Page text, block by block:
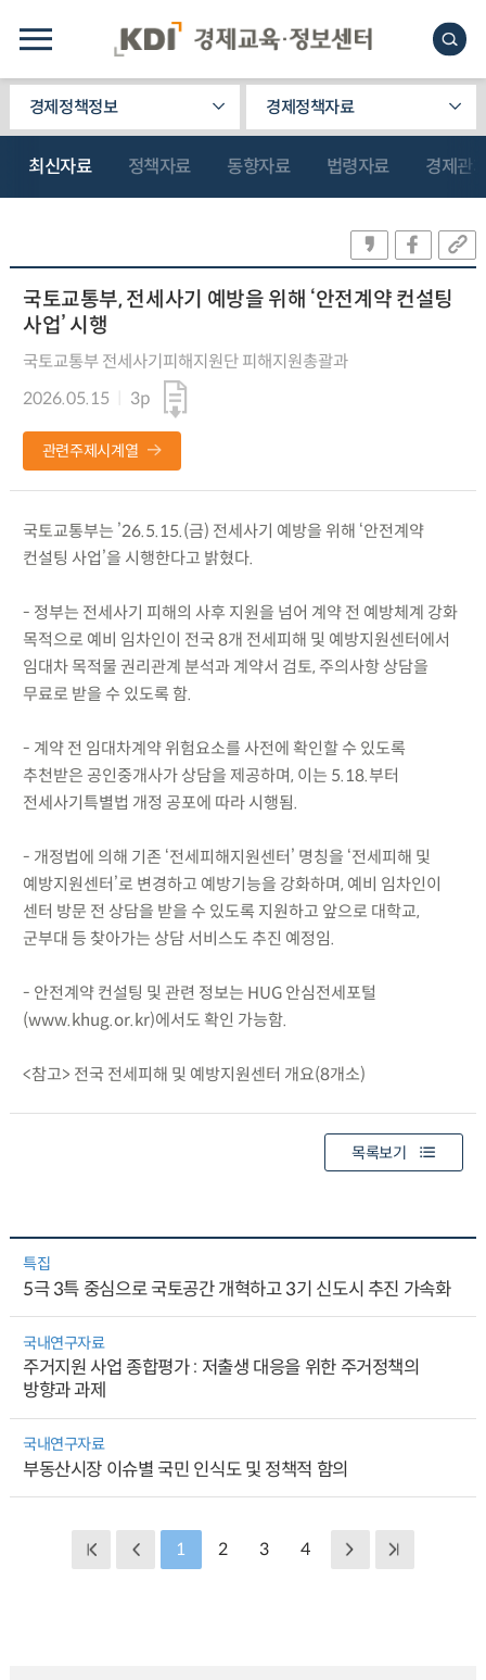
경제정책정보 경제정책자료
최신자료 정책자료 동향자료 법령자료 경제관
국토교통부, 전세사기 예방을 위해 ‘안전계약 컨설팅
사업’ 시행
국토교통부 전세사기피해지원단 피해지원총괄과
2026.05.15
3p
관련주제시계열
국토교통부는 ’26.5.15.(금) 전세사기 예방을 위해 ‘안전계약
컨설팅 사업’을 시행한다고 밝혔다.
- 정부는 전세사기 피해의 사후 지원을 넘어 계약 전 예방체계 강화
목적으로 예비 임차인이 전국 8개 전세피해 및 예방지원센터에서
임대차 목적물 권리관계 분석과 계약서 검토, 주의사항 상담을
무료로 받을 수 있도록 함.
- 계약 전 임대차계약 위험요소를 사전에 확인할 수 있도록
추천받은 공인중개사가 상담을 제공하며, 이는 5.18.부터
전세사기특별법 개정 공포에 따라 시행됨.
- 개정법에 의해 기존 ‘전세피해지원센터’ 명칭을 ‘전세피해 및
예방지원센터’로 변경하고 예방기능을 강화하며, 예비 임차인이
센터 방문 전 상담을 받을 수 있도록 지원하고 앞으로 대학교,
군부대 등 찾아가는 상담 서비스도 추진 예정임.
- 안전계약 컨설팅 및 관련 정보는 HUG 안심전세포털
(www.khug.or.kr)에서도 확인 가능함.
<참고> 전국 전세피해 및 예방지원센터 개요(8개소)
목록보기
특집
5극 3특 중심으로 국토공간 개혁하고 3기 신도시 추진 가속화
국내연구자료
주거지원 사업 종합평가 : 저출생 대응을 위한 주거정책의
방향과 과제
국내연구자료
부동산시장 이슈별 국민 인식도 및 정책적 함의
1 2 3 4